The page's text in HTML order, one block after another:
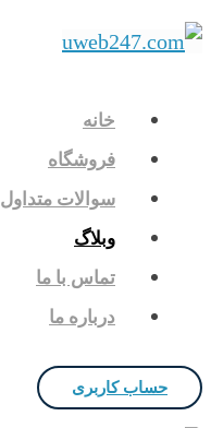
خانه
فروشگاه
سوالات متداول
وبلاگ
تماس با ما
درباره ما
حساب کاربری